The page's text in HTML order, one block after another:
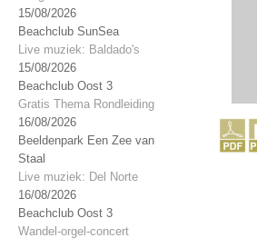
15/08/2026
Beachclub SunSea
Live muziek: Baldado's
15/08/2026
Beachclub Oost 3
Gratis Thema Rondleiding
16/08/2026
Beeldenpark Een Zee van
Staal
Live muziek: Del Norte
16/08/2026
Beachclub Oost 3
Wandel-orgel-concert